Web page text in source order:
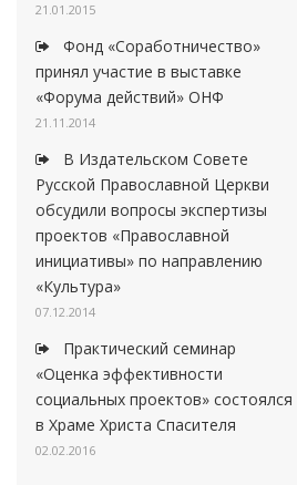
21.01.2015
Фонд «Соработничество»
принял участие в выставке
«Форума действий» ОНФ
21.11.2014
В Издательском Совете
Русской Православной Церкви
обсудили вопросы экспертизы
проектов «Православной
инициативы» по направлению
«Культура»
07.12.2014
Практический семинар
«Оценка эффективности
социальных проектов» состоялся
в Храме Христа Спасителя
02.02.2016